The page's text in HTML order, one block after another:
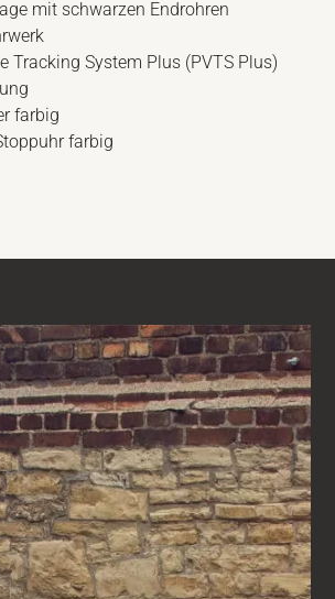
mit schwarzen Endrohren
Tracking System Plus (PVTS Plus)
farbig
farbig